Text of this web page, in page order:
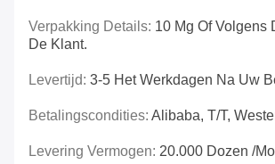
Verpakking Details: 10 Mg Of Volgens
De Klant.
Levertijd: 3-5 Het Werkdagen Na Uw
Betalingscondities: Alibaba, T/T,
Levering Vermogen: 20.000 Dozen /